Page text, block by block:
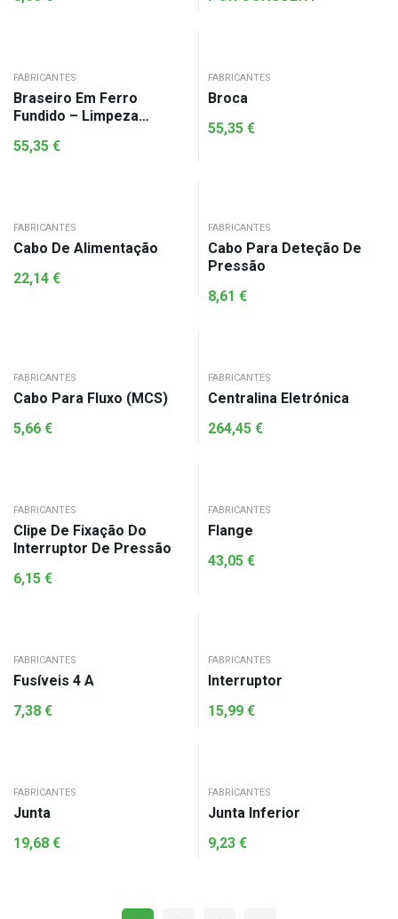
FABRICANTES
Braseiro Em Ferro
Fundido – Limpeza
55,35 €
FABRICANTES
Broca
55,35 €
FABRICANTES
Cabo De Alimentação
22,14 €
FABRICANTES
Cabo Para Deteção De
Pressão
8,61 €
FABRICANTES
Cabo Para Fluxo (MCS)
5,66 €
FABRICANTES
Centralina Eletrónica
264,45 €
FABRICANTES
Clipe De Fixação Do
Interruptor De Pressão
6,15 €
FABRICANTES
Flange
43,05 €
FABRICANTES
Fusíveis 4 A
7,38 €
FABRICANTES
Interruptor
15,99 €
FABRICANTES
Junta
19,68 €
FABRICANTES
Junta Inferior
9,23 €